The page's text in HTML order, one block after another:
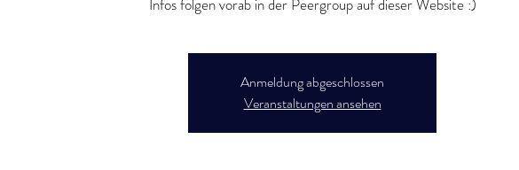
Infos folgen vorab in der Peergroup auf dieser Website :)
Anmeldung abgeschlossen
Veranstaltungen ansehen